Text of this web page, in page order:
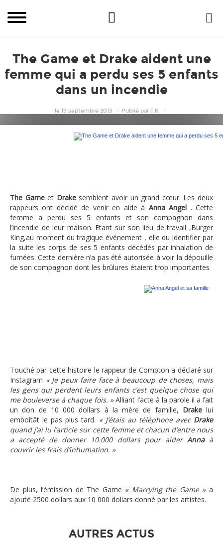
The Game et Drake aident une
femme qui a perdu ses 5 enfants
dans un incendie
le 19 septembre 2013 Publié par T.K
The Gameet Drakesemblent avoir un grand cœur. Les deux
rappeurs ont décidé de venir en aide à Anna Angel . Cette
femme a perdu ses 5 enfants et son compagnon dans
l’incendie de leur maison. Etant sur son lieu de travail ,Burger
King,au moment du tragique événement , elle du identifier par
la suite les corps de ses 5 enfants décédés par inhalation de
fumées. Cette dernière n’a pas été autorisée à voir la dépouille
de son compagnon dont les brûlures étaient trop importantes
Touché par cette histoire le rappeur de Compton a déclaré sur
Instagram « Je peux faire face à beaucoup de choses, mais
les gens qui perdent leurs enfants c’est quelque chose qui
me bouleverse à chaque fois. »Alliant l’acte à la parole il a fait
un don de 10 000 dollars à la mère de famille, Drakelui
emboîtât le pas plus tard. « J’étais au téléphone avec Drake
quand j’ai lu l’article sur cette femme et chacun d’entre nous
a accepté de donner 10.000 dollars pour aider Annaà
couvrir les frais d’inhumation. »
De plus, l’émission de The Game « Marrying the Game »a
ajouté 2500 dollars aux 10 000 dollars donné par les artistes.
AUTRES ACTUS